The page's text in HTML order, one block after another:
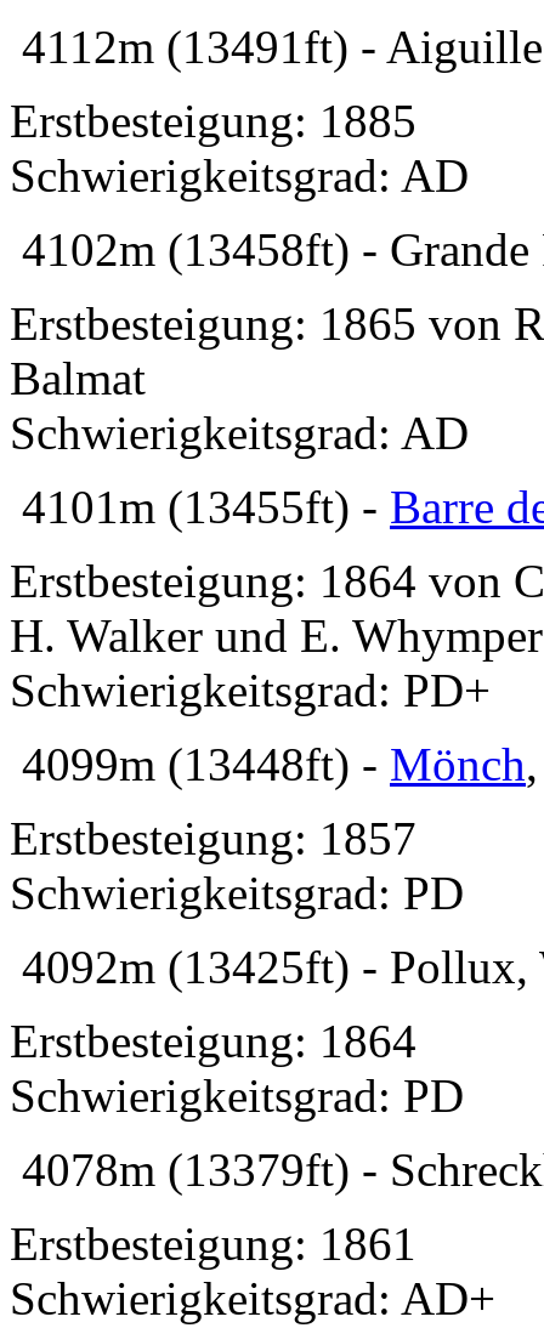
4112m (13491ft) -
Erstbesteigung: 1885
Schwierigkeitsgrad: AD
4102m (13458ft) -
Erstbesteigung: 1865 von
Balmat
Schwierigkeitsgrad: AD
4101m (13455ft) - Barre
Erstbesteigung: 1864 von
H. Walker und E. Whymper
Schwierigkeitsgrad: PD+
4099m (13448ft) - Mönch
Erstbesteigung: 1857
Schwierigkeitsgrad: PD
4092m (13425ft) - Pollux,
Erstbesteigung: 1864
Schwierigkeitsgrad: PD
4078m (13379ft) -
Erstbesteigung: 1861
Schwierigkeitsgrad: AD+